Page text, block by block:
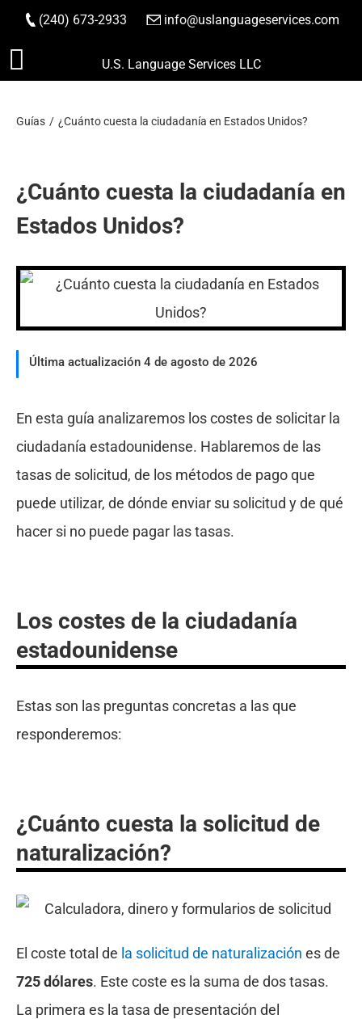
Saltar
(240) 673-2933 info@uslanguageservices.com
HACER PEDIDO
U.S. Language Services LLC
Guías ¿Cuánto cuesta la ciudadanía en Estados Unidos?
¿Cuánto cuesta la ciudadanía en
Estados Unidos?
Última actualización 4 de agosto de 2026
En esta guía analizaremos los costes de solicitar la
ciudadanía estadounidense. Hablaremos de las
tasas de solicitud, de los métodos de pago que
puede utilizar, de dónde enviar su solicitud y de qué
hacer si no puede pagar las tasas.
Los costes de la ciudadanía
estadounidense
Estas son las preguntas concretas a las que
responderemos:
¿Cuánto cuesta la solicitud de
naturalización?
El coste total de la solicitud de naturalización es de
725 dólares. Este coste es la suma de dos tasas.
La primera es la tasa de presentación del